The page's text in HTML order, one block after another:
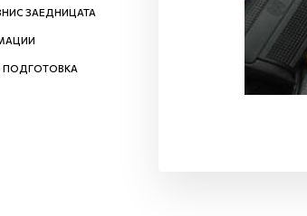
ЗАЕДНИЦАТА
ПОДГОТОВКА